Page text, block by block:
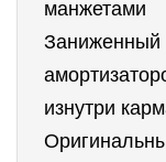
манжетами
Заниженный
изнутри